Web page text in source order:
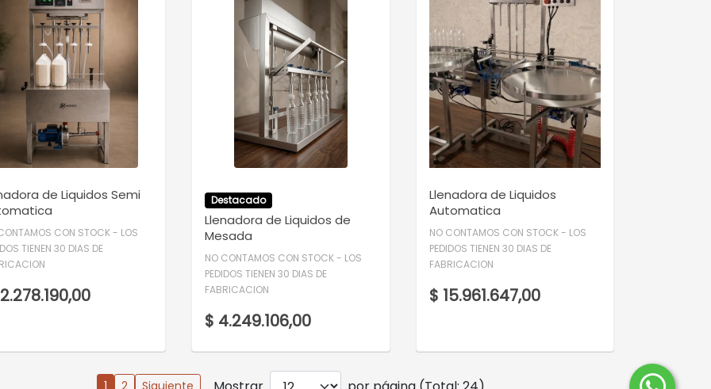
de Liquidos Semi
CON STOCK - LOS
TIENEN 30 DIAS DE
Destacado
Llenadora de Liquidos de
Mesada
NO CONTAMOS CON STOCK - LOS
PEDIDOS TIENEN 30 DIAS DE
FABRICACION
$ 4.249.106,00
Llenadora de Liquidos
Automatica
NO CONTAMOS CON STOCK - LOS
PEDIDOS TIENEN 30 DIAS DE
FABRICACION
$ 15.961.647,00
1 2 Siguiente